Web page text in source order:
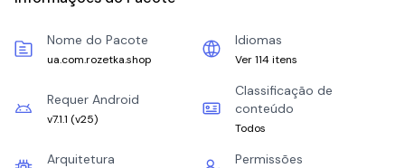
Nome do Pacote
ua.com.rozetka.shop
Idiomas
Ver 114 itens
Requer Android
v7.1.1 (v25)
Classificação de
conteúdo
Todos
Arquitetura Permissões